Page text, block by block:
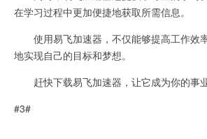
在学习过程中更加便捷地获取所需信息。
使用易飞加速器，不仅能够提高工作效
地实现自己的目标和梦想。
赶快下载易飞加速器，让它成为你的事业
#3#